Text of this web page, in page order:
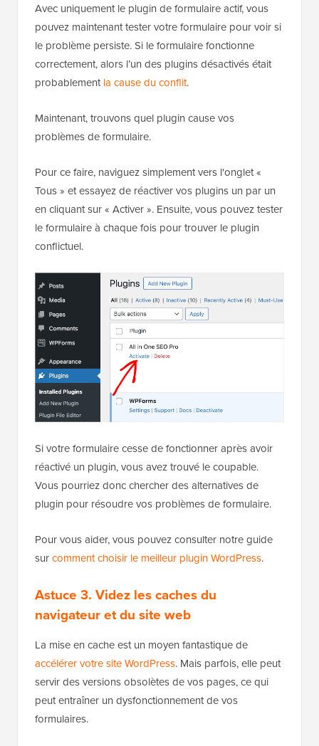
Avec uniquement le plugin de formulaire actif, vous
pouvez maintenant tester votre formulaire pour voir si
le problème persiste. Si le formulaire fonctionne
correctement, alors l’un des plugins désactivés était
probablementla cause du conflit.
Maintenant, trouvons quel plugin cause vos
problèmes de formulaire.
Pour ce faire, naviguez simplement vers l'onglet «
Tous » et essayez de réactiver vos plugins un par un
en cliquant sur « Activer ». Ensuite, vous pouvez tester
le formulaire à chaque fois pour trouver le plugin
conflictuel.
Si votre formulaire cesse de fonctionner après avoir
réactivé un plugin, vous avez trouvé le coupable.
Vous pourriez donc chercher des alternatives de
plugin pour résoudre vos problèmes de formulaire.
Pour vous aider, vous pouvez consulter notre guide
surcomment choisir le meilleur plugin WordPress.
Astuce 3. Videz les caches du
navigateur et du site web
La mise en cache est un moyen fantastique de
accélérer votre site WordPress. Mais parfois, elle peut
servir des versions obsolètes de vos pages, ce qui
peut entraîner un dysfonctionnement de vos
formulaires.